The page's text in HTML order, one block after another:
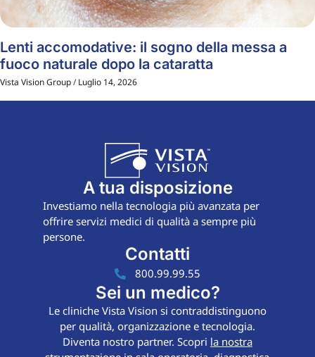
Lenti accomodative: il sogno della messa a
fuoco naturale dopo la cataratta
Vista Vision Group Luglio 14, 2026
A tua disposizione
Investiamo nella tecnologia più avanzata per
offrire servizi medici di qualità a sempre più
persone.
Contatti
800.99.99.55
Sei un medico?
Le cliniche Vista Vision si contraddistinguono
per qualità, organizzazione e tecnologia.
Diventa nostro partner. Scopri la nostra